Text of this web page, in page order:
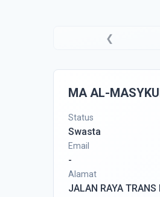
❮
MA AL-
Status
Swasta
Email
-
Alamat
JALAN RAYA TRANS